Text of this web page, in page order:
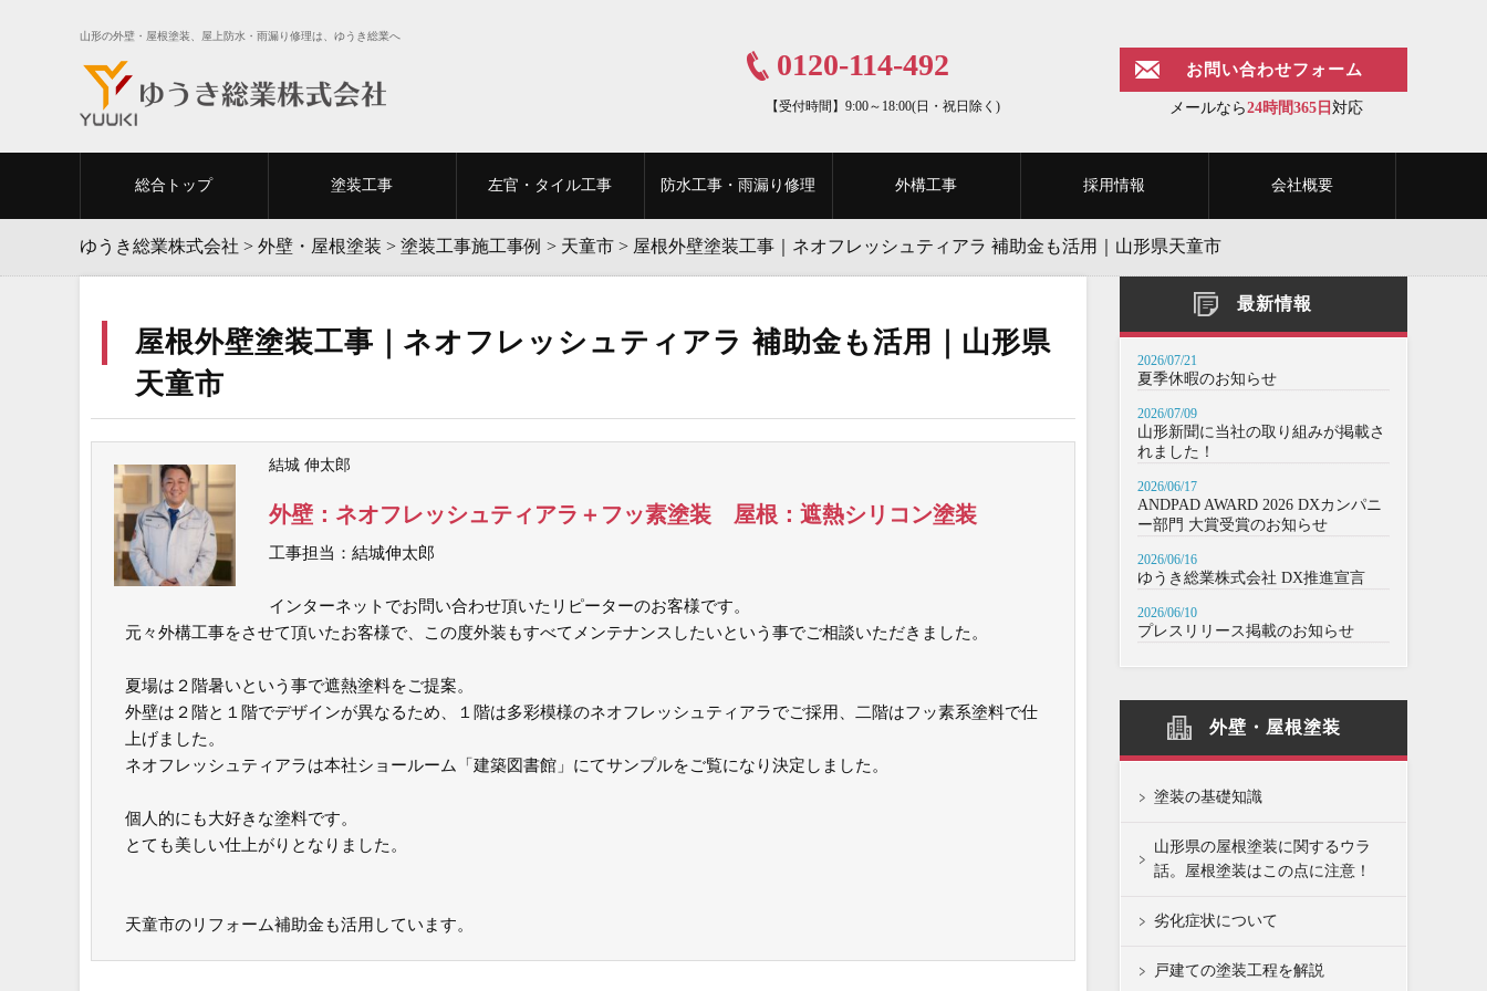
山形の外壁・屋根塗装、屋上防水・雨漏り修理は、ゆうき総業へ
0120-114-492
【受付時間】9:00～18:00(日・祝日除く)
お問い合わせフォーム
メールなら24時間365日 対応
総合トップ 塗装工事 左官・タイル工事 防水工事・雨漏り修理 外構工事 採用情報 会社概要
ゆうき総業株式会社 > 外壁・屋根塗装 > 塗装工事施工事例 > 天童市 > 屋根外壁塗装⼯事｜ネオフレッシュティアラ 補助金も活用｜山形県天童市
屋根外壁塗装⼯事｜ネオフレッシュティアラ 補助金も活用｜山形県
天童市
結城 伸太郎
外壁：ネオフレッシュティアラ＋フッ素塗装 屋根：遮熱シリコン塗装
工事担当：結城伸太郎
インターネットでお問い合わせ頂いたリピーターのお客様です。
元々外構工事をさせて頂いたお客様で、この度外装もすべてメンテナンスしたいという事でご相談いただきました。
夏場は２階暑いという事で遮熱塗料をご提案。
外壁は２階と１階でデザインが異なるため、１階は多彩模様のネオフレッシュティアラでご採用、二階はフッ素系塗料で仕
上げました。
ネオフレッシュティアラは本社ショールーム「建築図書館」にてサンプルをご覧になり決定しました。
個人的にも大好きな塗料です。
とても美しい仕上がりとなりました。
天童市のリフォーム補助金も活用しています。
最新情報
2026/07/21
夏季休暇のお知らせ
2026/07/09
山形新聞に当社の取り組みが掲載さ
れました！
2026/06/17
ANDPAD AWARD 2026 DXカンパニ
ー部門 大賞受賞のお知らせ
2026/06/16
ゆうき総業株式会社 DX推進宣言
2026/06/10
プレスリリース掲載のお知らせ
外壁・屋根塗装
塗装の基礎知識
山形県の屋根塗装に関するウラ
話。屋根塗装はこの点に注意！
劣化症状について
戸建ての塗装工程を解説